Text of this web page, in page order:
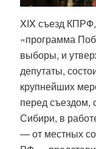
XIX съезд КПРФ,
«программа
выборы, и
депутаты,
крупнейших
перед съездом,
Сибири, в
— от местных